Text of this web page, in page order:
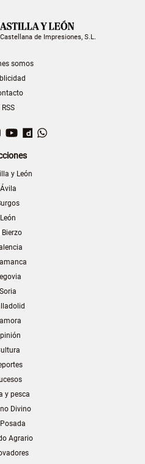
de Impresiones, S.L.
somos
RSS
Instagram
YouTubeDailymotion
y León
Ávila
León
Bierzo
Soria
y pesca
Divino
Agrario